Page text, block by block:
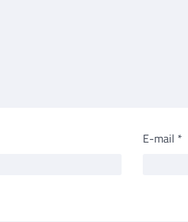
E-mail *